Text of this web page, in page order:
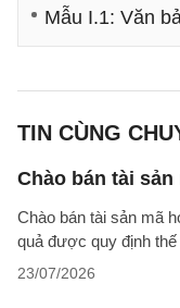
Mẫu I.1: Văn
TIN CÙNG
Chào bán tài
Chào bán tài sản mã
quả được quy định thế
23/07/2026